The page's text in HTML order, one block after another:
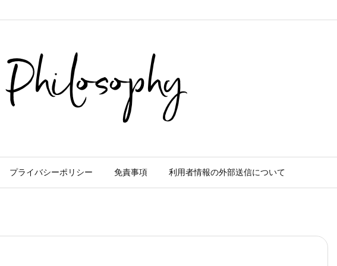
プライバシーポリシー 免責事項 利用者情報の外部送信について